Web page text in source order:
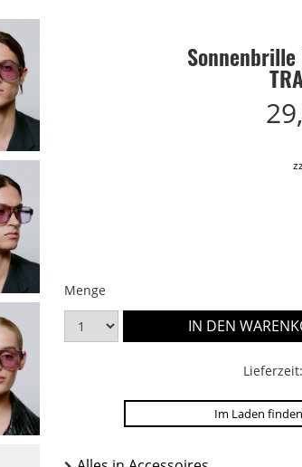
Sonnenbrille
Menge
Im Laden finden